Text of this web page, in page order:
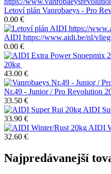
Letoví plán Vanrobaeys - Pro
0.00 €
AIDI https://www.aidi.be/nl/
0.00 €
20kg
43.00 €
Nr.49 - Junior / Pro Revolution
33.50 €
AIDI
33.90 €
AIDI
32.60 €
Najpredávanejší